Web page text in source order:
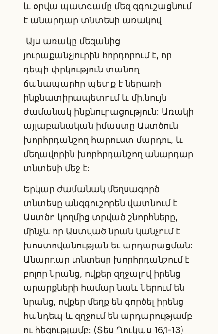
և օրվա պատգամը մեզ զգուշացնում
է անարդար տնտեսի առակով։
Այս առակը մեզանից
յուրաքանչյուրին հորդորում է, որ
դեպի փրկություն տանող
ճանապարհը պետք է ներառի
ինքնատիրապետում և մի.նույն
ժամանակ ինքնուրացություն: Առակի
այլաբանական իմաստը Աստծուն
խորհրդանշող հարուստ մարդու, և
մեղավորին խորհրդանշող անարդար
տնտեսի մեջ է:
Երկար ժամանակ մեղսագործ
տնտեսը անզգուշորեն վատնում է
Աստծո կողմից տրված շնորհները,
մինչև որ Աստված նրան կանչում է
խոստովանության եւ արդարացման:
Անարդար տնտեսը խորհրդանշում է
բոլոր նրանց, ովքեր զղջալով իրենց
արարքների համար նաև ներում են
նրանց, ովքեր մեղք են գործել իրենց
հանդեպ և զղջում են արդարությամբ
ու հեզությամբ: (Տես Ղուկաս 16,1-13)